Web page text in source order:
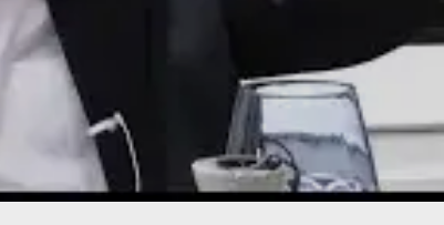
© 2026 וּכְשֵׁם שֶׁאֲנִי